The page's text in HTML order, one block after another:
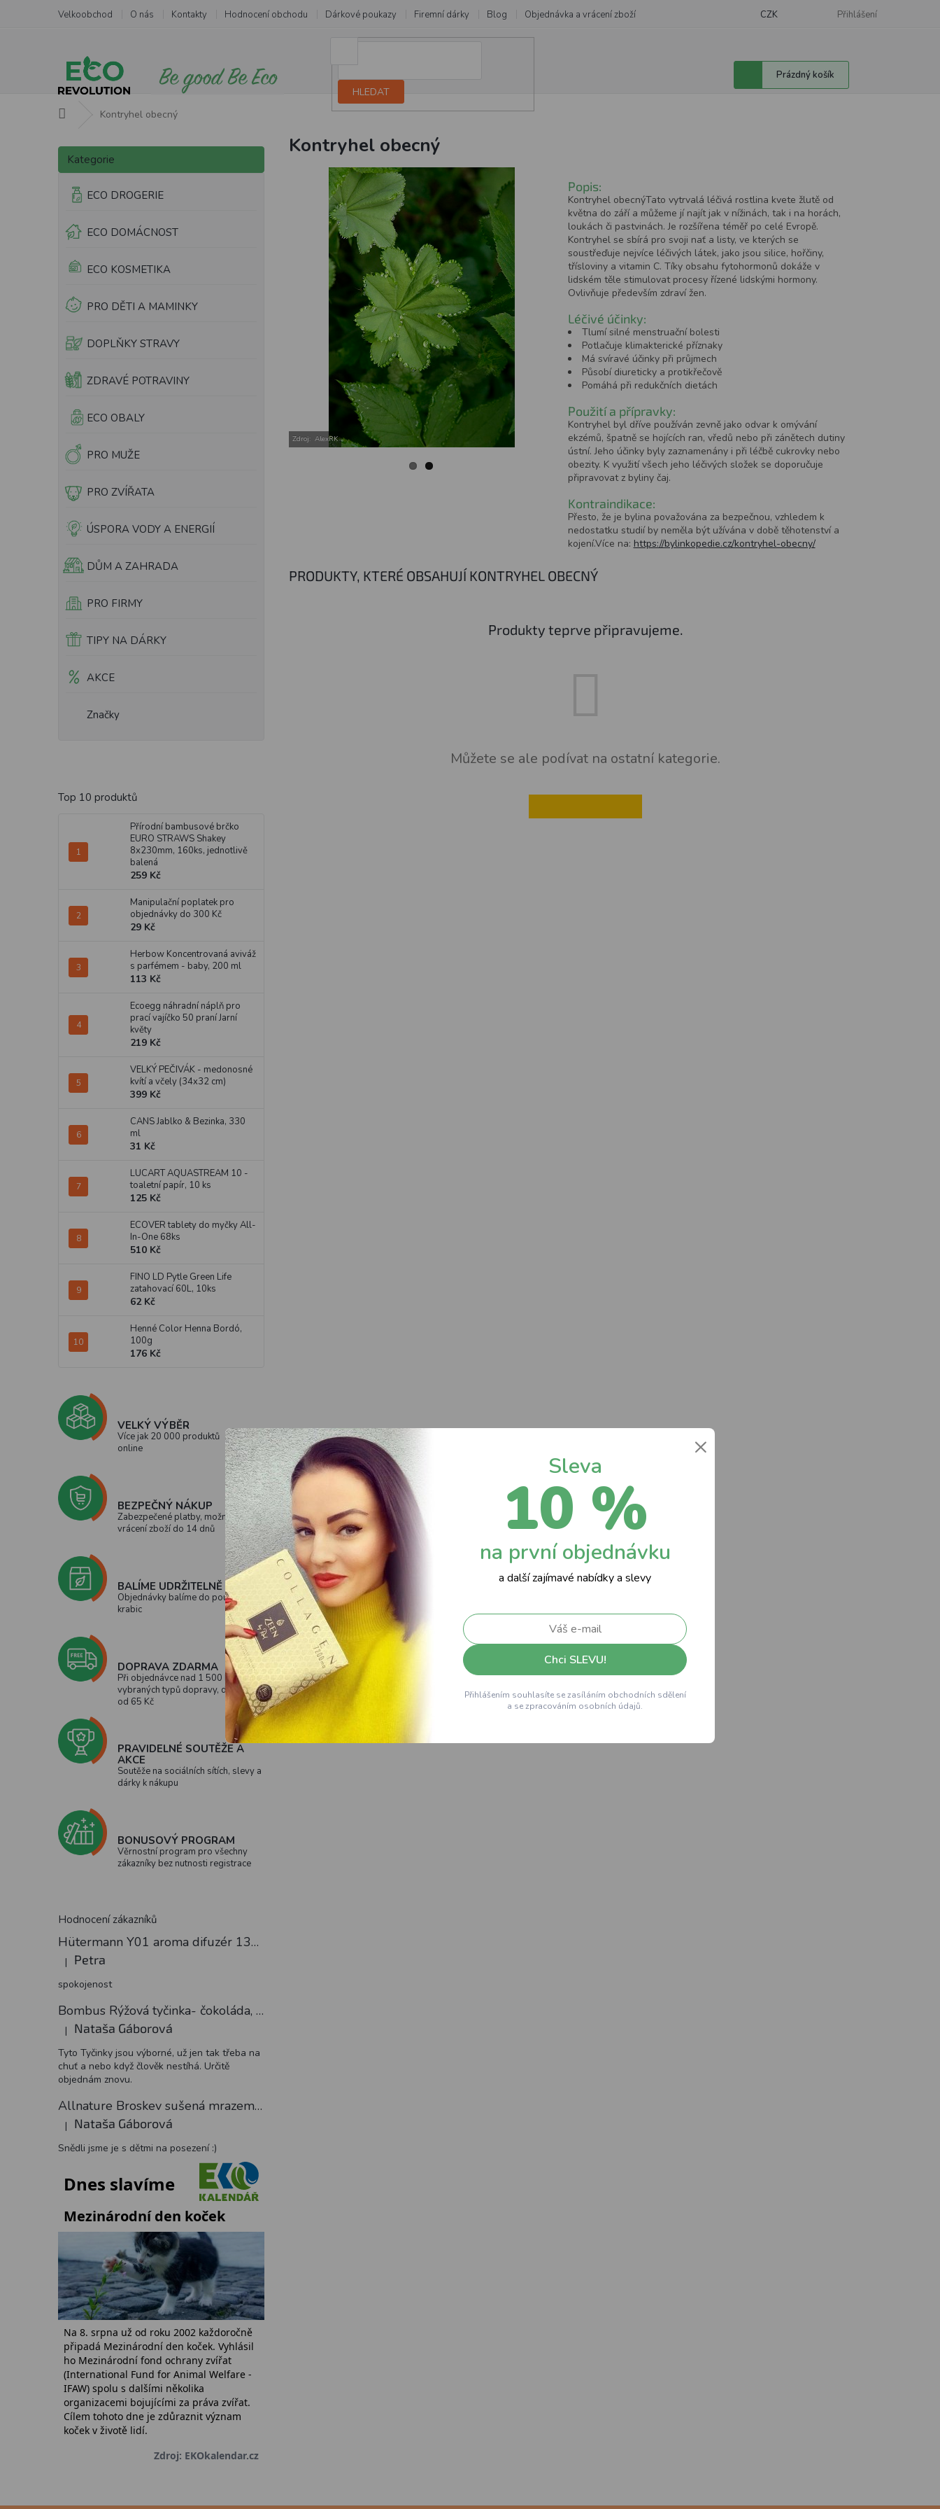
Velkoobchod O nás Kontakty Hodnocení obchodu Dárkové poukazy Firemní dárky Blog Objednávka a vrácení zboží CZK Přihlášení
HLEDAT
Nákupní
košík
Prázdný košík
Kontryhel obecný
P
s
Přeskočit
kategorie
Kategorie
ECO DROGERIE
ECO DOMÁCNOST
ECO KOSMETIKA
PRO DĚTI A MAMINKY
DOPLŇKY STRAVY
ZDRAVÉ POTRAVINY
ECO OBALY
PRO MUŽE
PRO ZVÍŘATA
ÚSPORA VODY A ENERGIÍ
DŮM A ZAHRADA
PRO FIRMY
TIPY NA DÁRKY
AKCE
Značky
Top 10 produktů
Přírodní bambusové brčko
EURO STRAWS Shakey
8x230mm, 160ks, jednotlivě
balená
259 Kč
Manipulační poplatek pro
objednávky do 300 Kč
29 Kč
Herbow Koncentrovaná aviváž
s parfémem - baby, 200 ml
113 Kč
Ecoegg náhradní náplň pro
prací vajíčko 50 praní Jarní
květy
219 Kč
VELKÝ PEČIVÁK - medonosné
kvítí a včely (34x32 cm)
399 Kč
CANS Jablko & Bezinka, 330
ml
31 Kč
LUCART AQUASTREAM 10 -
toaletní papír, 10 ks
125 Kč
ECOVER tablety do myčky All-
In-One 68ks
510 Kč
FINO LD Pytle Green Life
zatahovací 60L, 10ks
62 Kč
Henné Color Henna Bordó,
100g
176 Kč
VELKÝ VÝBĚR
Více jak 20 000 produktů
online
BEZPEČNÝ NÁKUP
Zabezpečené platby, možnost
vrácení zboží do 14 dnů
BALÍME UDRŽITELNĚ
Objednávky balíme do použitých
krabic
DOPRAVA ZDARMA
Při objednávce nad 1 500 Kč u
vybraných typů dopravy, doprava
od 65 Kč
PRAVIDELNÉ SOUTĚŽE A
AKCE
Soutěže na sociálních sítích, slevy a
dárky k nákupu
BONUSOVÝ PROGRAM
Věrnostní program pro všechny
zákazníky bez nutnosti registrace
Hodnocení zákazníků
Hütermann Y01 aroma difuzér 130ml světlé dřevo - ultrazvukový, USB.
Hodnocení produktu je 5 z 5 hvězdiček.
| Petra
spokojenost
Bombus Rýžová tyčinka- čokoláda, 18 g
Hodnocení produktu je 5 z 5 hvězdiček.
| Nataša Gáborová
Tyto Tyčinky jsou výborné, už jen tak třeba na
chuť a nebo když člověk nestíhá. Určitě
objednám znovu.
Allnature Broskev sušená mrazem plátky, 15 g
Hodnocení produktu je 5 z 5 hvězdiček.
| Nataša Gáborová
Snědli jsme je s dětmi na posezení :)
Kontryhel obecný
Zdroj: AlexRK
Popis:
Kontryhel obecnýTato vytrvalá léčivá rostlina kvete žlutě od
května do září a můžeme jí najít jak v nížinách, tak i na horách,
loukách či pastvinách. Je rozšířena téměř po celé Evropě.
Kontryhel se sbírá pro svoji nať a listy, ve kterých se
soustřeďuje nejvíce léčivých látek, jako jsou silice, hořčiny,
třísloviny a vitamin C. Tíky obsahu fytohormonů dokáže v
lidském těle stimulovat procesy řízené lidskými hormony.
Ovlivňuje především zdraví žen.
Léčivé účinky:
Tlumí silné menstruační bolesti
Potlačuje klimakterické příznaky
Má svíravé účinky při průjmech
Působí diureticky a protikřečově
Pomáhá při redukčních dietách
Použití a přípravky:
Kontryhel byl dříve používán zevně jako odvar k omývání
ekzémů, špatně se hojících ran, vředů nebo při zánětech dutiny
ústní. Jeho účinky byly zaznamenány i při léčbě cukrovky nebo
obezity. K využití všech jeho léčivých složek se doporučuje
připravovat z byliny čaj.
Kontraindikace:
Přesto, že je bylina považována za bezpečnou, vzhledem k
nedostatku studií by neměla být užívána v době těhotenství a
kojení.Více na: https://bylinkopedie.cz/kontryhel-obecny/
PRODUKTY, KTERÉ OBSAHUJÍ KONTRYHEL OBECNÝ
Produkty teprve připravujeme.
Můžete se ale podívat na ostatní kategorie.
×
Sleva
10 %
na první objednávku
a další zajímavé nabídky a slevy
Chci SLEVU!
Přihlášením souhlasíte se zasíláním obchodních sdělení
a se zpracováním osobních údajů.